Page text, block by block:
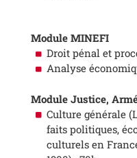
Module MINEFI
Droit pénal et
Analyse
Module Justice,
Culture générale
faits politiques,
culturels en